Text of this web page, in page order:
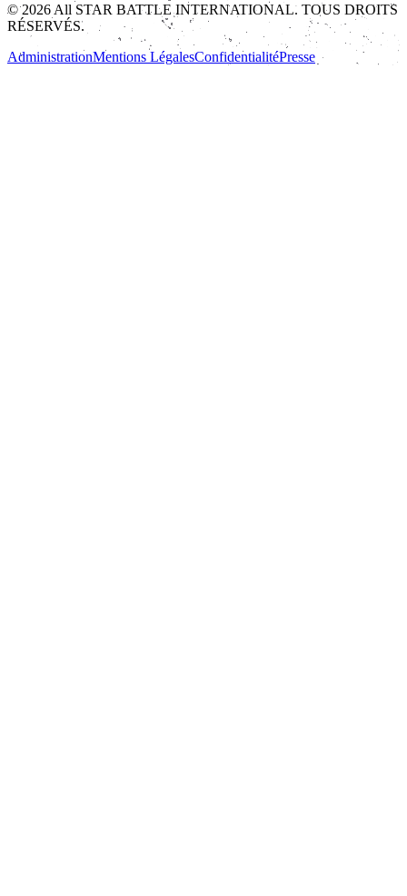
© 2026 All STAR BATTLE INTERNATIONAL. TOUS DROITS
RÉSERVÉS.
AdministrationMentions LégalesConfidentialitéPresse